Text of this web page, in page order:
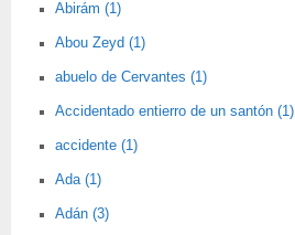
Abirám (1)
Abou Zeyd (1)
abuelo de Cervantes (1)
Accidentado entierro de un santón (1)
accidente (1)
Ada (1)
Adán (3)